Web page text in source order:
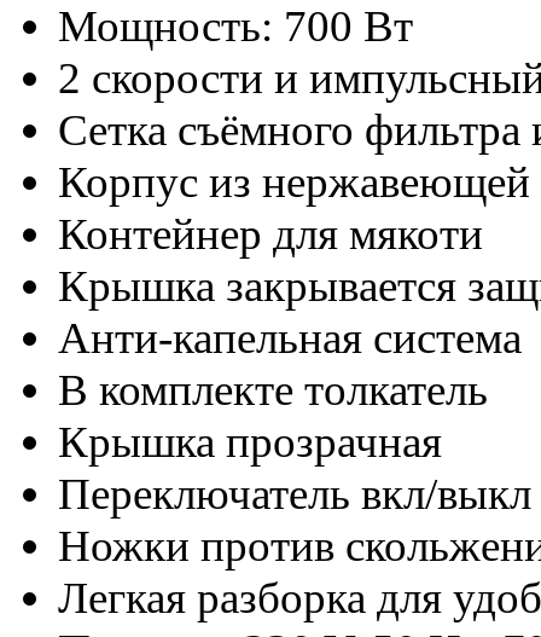
Мощность: 700 Вт
2 скорости и
Сетка съёмного
Корпус из нержавеющей
Контейнер для мякоти
Крышка закрывается
Анти-капельная система
В комплекте толкатель
Крышка прозрачная
Переключатель вкл/
Ножки против
Легкая разборка для